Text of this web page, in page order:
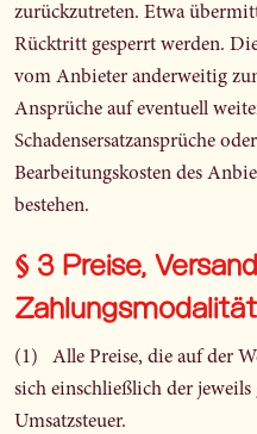
zurückzutreten. Etwa
Rücktritt gesperrt werden.
vom Anbieter anderweitig
Ansprüche auf eventuell
Schadensersatzansprüche
Bearbeitungskosten des
bestehen.
§ 3 Preise,
(1) Alle Preise, die auf der
sich einschließlich der jeweils
Umsatzsteuer.